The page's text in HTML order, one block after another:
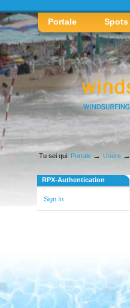
personali
Vai
ai
contenuti.
|
Spostati
sulla
navigazione
Sezioni
Portale Spots
Tu sei qui: Portale → Users →
RPX-Authentication
Sign In